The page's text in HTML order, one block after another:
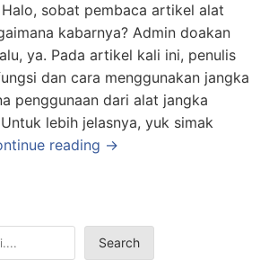
sobat pembaca artikel alat
kabarnya? Admin doakan
ya. Pada artikel kali ini, penulis
dan cara menggunakan jangka
penggunaan dari alat jangka
lebih jelasnya, yuk simak
reading →
Search